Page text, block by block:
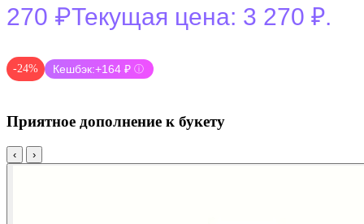
270 ₽Текущая цена: 3 270 ₽.
-24% Кешбэк:+164 ₽ ⓘ
Приятное дополнение к букету
‹ ›